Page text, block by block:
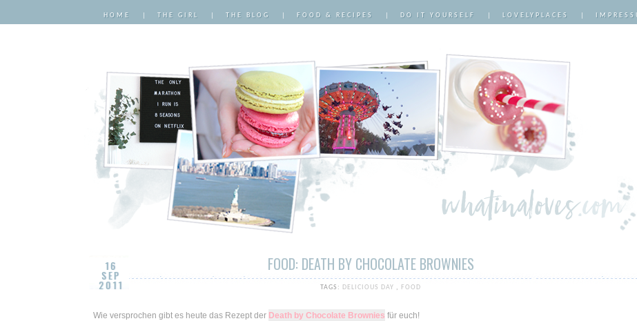
HOME THE GIRL THE BLOG FOOD & RECIPES DO IT YOURSELF LOVELYPLACES
FOOD: DEATH BY CHOCOLATE BROWNIES
16
SEP
2011 TAGS: DELICIOUS DAY , FOOD
Wie versprochen gibt es heute das Rezept der Death by Chocolate Brownies für euch!